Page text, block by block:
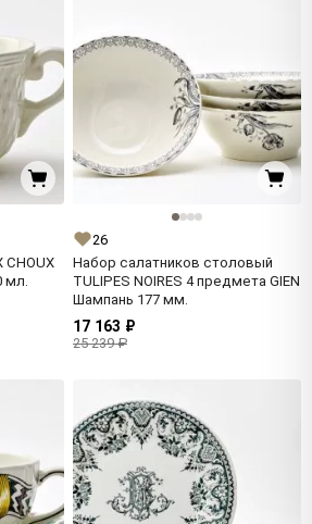
CHOUX
мл.
26
Набор салатников столовый
TULIPES NOIRES 4 предмета GIEN
Шампань 177 мм.
17 163 ₽
25 239 ₽